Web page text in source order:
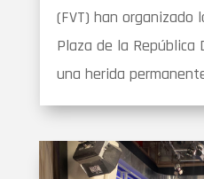
(FVT) han organizado
Plaza de la República
una herida